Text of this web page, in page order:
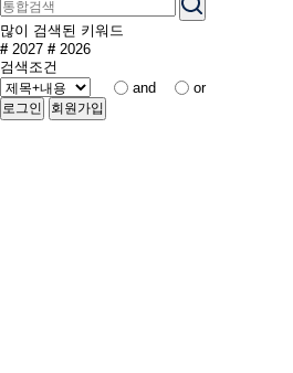
많이 검색된 키워드
# 2027 # 2026
검색조건
and
or
로그인 회원가입